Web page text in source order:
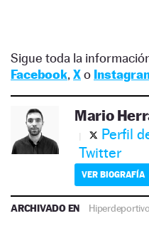
Sigue toda la
Facebook, Xo
Mario
Perfil
Twitter
VER BIOGRAFÍA
ARCHIVADO EN